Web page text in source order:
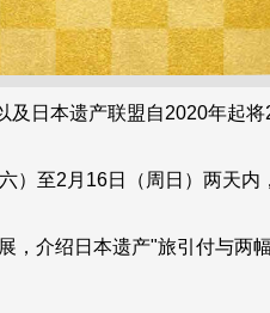
日本遗产联盟自2020年起将
）至2月16日（周日）两天内
，介绍日本遗产"旅引付与两